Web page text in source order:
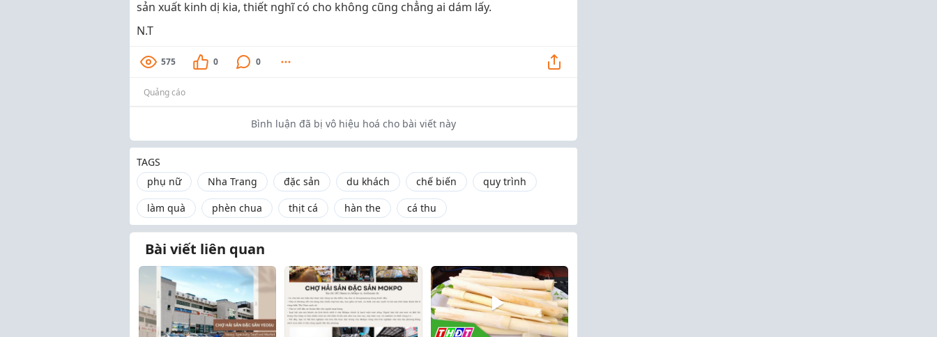
sản xuất kinh dị kia, thiết nghĩ có cho không cũng chẳng ai dám lấy.
N.T
575 0 0
Quảng cáo
Bình luận đã bị vô hiệu hoá cho bài viết này
TAGS
phụ nữ
Nha Trang đặc sản du khách chế biến
quy trình
làm quà
phèn chua thịt cá hàn the cá thu
Bài viết liên quan